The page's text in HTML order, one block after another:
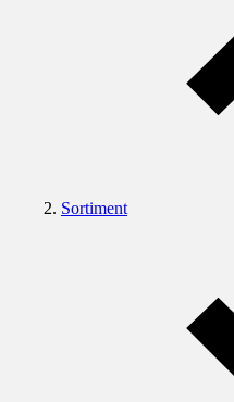
Sortiment